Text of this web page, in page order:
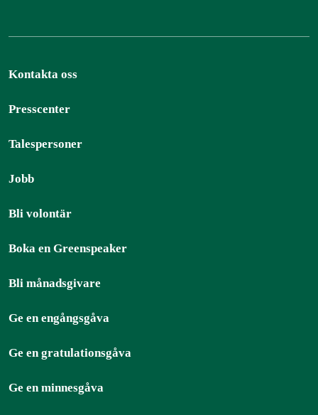
Kontakta oss
Presscenter
Talespersoner
Jobb
Bli volontär
Boka en Greenspeaker
Bli månadsgivare
Ge en engångsgåva
Ge en gratulationsgåva
Ge en minnesgåva